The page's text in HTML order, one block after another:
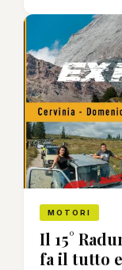
MOTORI
Il 15°
fa il tutto